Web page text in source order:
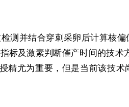
测并结合穿刺采卵后计算核
标及激素判断催产时间的技术
精尤为重要，但是当前该技术